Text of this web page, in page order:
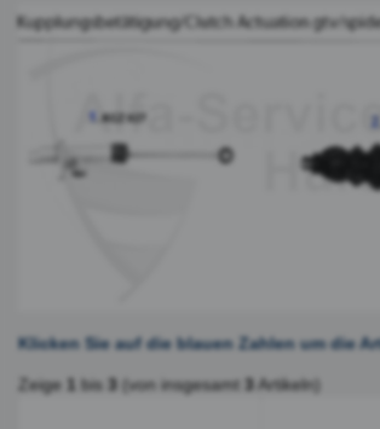
Klicken Sie auf die blauen Zahlen um die
Zeige 1 bis 3 (von insgesamt 3 Artikeln)